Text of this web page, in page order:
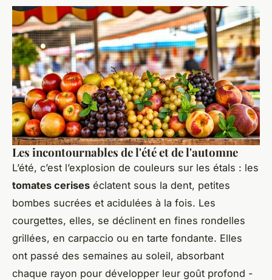
Les incontournables de l'été et de l'automne
L’été, c’est l’explosion de couleurs sur les étals : les
tomates cerises éclatent sous la dent, petites
bombes sucrées et acidulées à la fois. Les
courgettes, elles, se déclinent en fines rondelles
grillées, en carpaccio ou en tarte fondante. Elles
ont passé des semaines au soleil, absorbant
chaque rayon pour développer leur goût profond -